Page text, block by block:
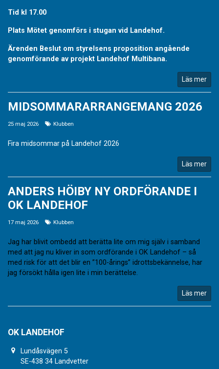
Tid kl 17.00
Plats Mötet genomförs i stugan vid Landehof.
Ärenden Beslut om styrelsens proposition angående
genomförande av projekt Landehof Multibana.
Läs mer
MIDSOMMARARRANGEMANG 2026
25 maj 2026 Klubben
Fira midsommar på Landehof 2026
Läs mer
ANDERS HÖIBY NY ORDFÖRANDE I
OK LANDEHOF
17 maj 2026 Klubben
Jag har blivit ombedd att berätta lite om mig själv i samband
med att jag nu kliver in som ordförande i OK Landehof – så
med risk för att det blir en ”100-årings” idrottsbekännelse, har
jag försökt hålla igen lite i min berättelse.
Läs mer
OK LANDEHOF
Lundåsvägen 5
SE-438 34 Landvetter